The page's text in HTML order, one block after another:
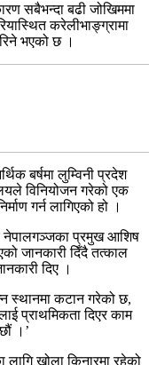
सबैभन्दा बढी जोखिममा
करेलीभाङ्ग्रामा
भएको छ ।
बर्षमा लुम्विनी प्रदेश
विनियोजन गरेको एक
गर्न लागिएको हो ।
नेपालगञ्जका प्रमुख आशिष
जानकारी दिँदै तत्काल
दिए ।
स्थानमा कटान गरेको छ,
प्राथमिकता दिएर काम
।’
खोला किनारमा रहेको